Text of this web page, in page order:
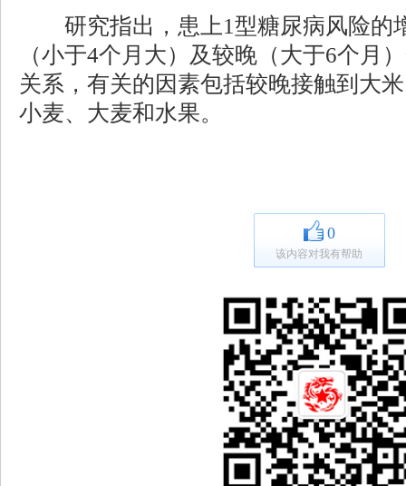
研究指出，患上1型糖尿病风险的
（小于4个月大）及较晚（大于6个月
关系，有关的因素包括较晚接触到大
小麦、大麦和水果。
0
该内容对我有帮助